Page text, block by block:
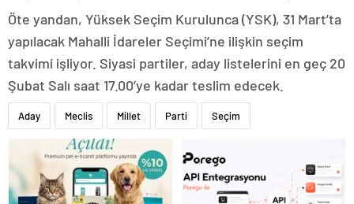
Öte yandan, Yüksek Seçim Kurulunca (YSK), 31 Mart’ta
yapılacak Mahalli İdareler Seçimi’ne ilişkin seçim
takvimi işliyor. Siyasi partiler, aday listelerini en geç 20
Şubat Salı saat 17.00’ye kadar teslim edecek.
Aday Meclis Millet Parti Seçim